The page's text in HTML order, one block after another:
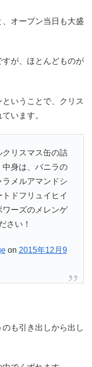
オープン当日も大盛
が、ほとんどものが
いうことで、クリス
います。
リスマス缶の詰
身は、バニラの
メルアマンドシ
ドフリュイヒイ
ーズのメレンゲ
さい！
on 2015年12月9
も引き出しから出し